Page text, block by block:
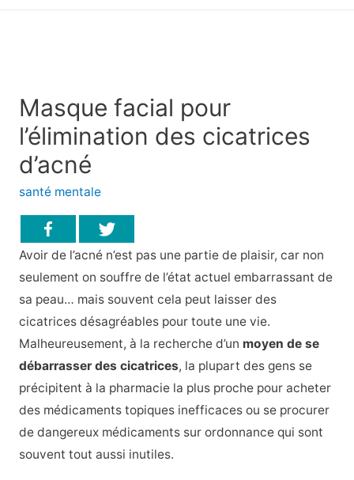
Masque facial pour
l’élimination des cicatrices
d’acné
santé mentale
Avoir de l’acné n’est pas une partie de plaisir, car non
seulement on souffre de l’état actuel embarrassant de
sa peau… mais souvent cela peut laisser des
cicatrices désagréables pour toute une vie.
Malheureusement, à la recherche d’un moyen de se
débarrasser des cicatrices, la plupart des gens se
précipitent à la pharmacie la plus proche pour acheter
des médicaments topiques inefficaces ou se procurer
de dangereux médicaments sur ordonnance qui sont
souvent tout aussi inutiles.